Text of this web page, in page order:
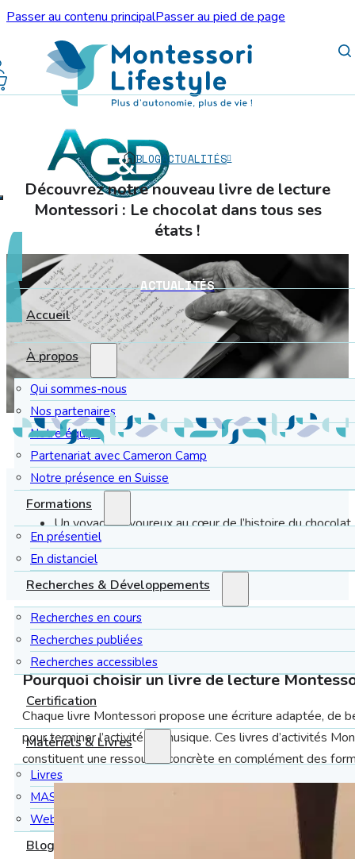
Passer au contenu principalPasser au pied de page
Accueil
À propos
Qui sommes-nous
Nos partenaires
Notre équipe
Partenariat avec Cameron Camp
Notre présence en Suisse
Formations
En présentiel
En distanciel
Recherches & Développements
Recherches en cours
Recherches publiées
Recherches accessibles
Certification
Matériels & Livres
Livres
MAS
Webinaires en replay
Blog
BLOGACTUALITÉS
Découvrez notre nouveau livre de lecture
Montessori : Le chocolat dans tous ses
états !
ACTUALITÉS
Un voyage savoureux au cœur de l’histoire du
On peut préférer le chocolat blanc, au lait, ou noir, à
Pourquoi choisir un livre de lecture
Chaque livre Montessori propose une écriture adaptée, de
pour terminer l’activité en musique. Ces livres d’activités
constituent une ressource concrète en complément des